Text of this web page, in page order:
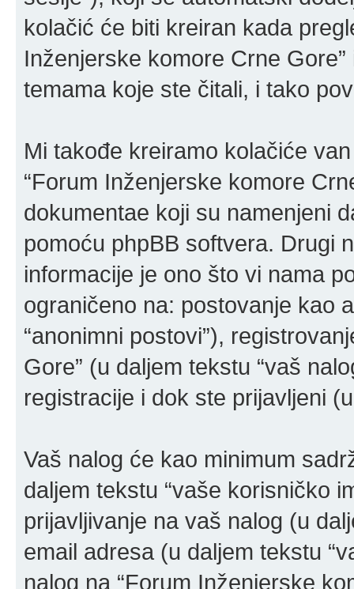
kolačić će biti kreiran kada
Inženjerske komore Crne
temama koje ste čitali, i tako
Mi takođe kreiramo kolačiće
“Forum Inženjerske komore
dokumentae koji su namenjeni
pomoću phpBB softvera. Drugi
informacije je ono što vi nama
ograničeno na: postovanje kao
“anonimni postovi”),
Gore” (u daljem tekstu “vaš
registracije i dok ste prijavljeni
Vaš nalog će kao minimum
daljem tekstu “vaše korisničko
prijavljivanje na vaš nalog (u
email adresa (u daljem tekstu
nalog na “Forum Inženjerske